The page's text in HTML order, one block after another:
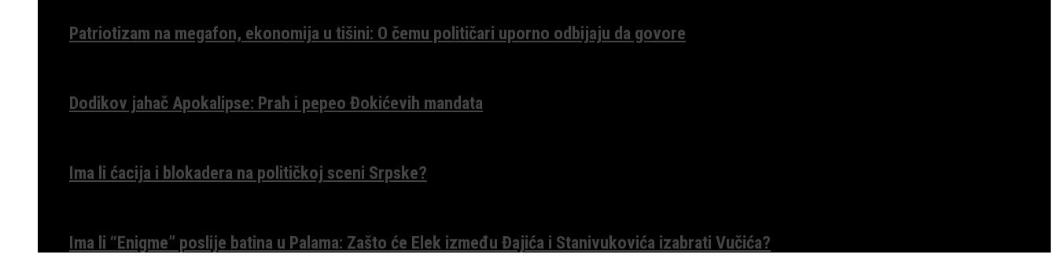
Patriotizam na megafon, ekonomija u tišini: O čemu političari uporno odbijaju da govore
Dodikov jahač Apokalipse: Prah i pepeo Đokićevih mandata
Ima li ćacija i blokadera na političkoj sceni Srpske?
Ima li “Enigme” poslije batina u Palama: Zašto će Elek između Đajića i Stanivukovića izabrati Vučića?